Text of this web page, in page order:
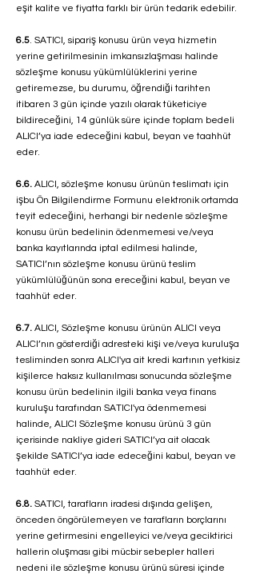
eşit kalite ve fiyatta farklı bir ürün tedarik edebilir.
6.5. SATICI, sipariş konusu ürün veya hizmetin
yerine getirilmesinin imkansızlaşması halinde
sözleşme konusu yükümlülüklerini yerine
getiremezse, bu durumu, öğrendiği tarihten
itibaren 3 gün içinde yazılı olarak tüketiciye
bildireceğini, 14 günlük süre içinde toplam bedeli
ALICI’ya iade edeceğini kabul, beyan ve taahhüt
eder.
6.6. ALICI, sözleşme konusu ürünün teslimatı için
işbu Ön Bilgilendirme Formunu elektronik ortamda
teyit edeceğini, herhangi bir nedenle sözleşme
konusu ürün bedelinin ödenmemesi ve/veya
banka kayıtlarında iptal edilmesi halinde,
SATICI’nın sözleşme konusu ürünü teslim
yükümlülüğünün sona ereceğini kabul, beyan ve
taahhüt eder.
6.7. ALICI, Sözleşme konusu ürünün ALICI veya
ALICI’nın gösterdiği adresteki kişi ve/veya kuruluşa
tesliminden sonra ALICI'ya ait kredi kartının yetkisiz
kişilerce haksız kullanılması sonucunda sözleşme
konusu ürün bedelinin ilgili banka veya finans
kuruluşu tarafından SATICI'ya ödenmemesi
halinde, ALICI Sözleşme konusu ürünü 3 gün
içerisinde nakliye gideri SATICI’ya ait olacak
şekilde SATICI’ya iade edeceğini kabul, beyan ve
taahhüt eder.
6.8. SATICI, tarafların iradesi dışında gelişen,
önceden öngörülemeyen ve tarafların borçlarını
yerine getirmesini engelleyici ve/veya geciktirici
hallerin oluşması gibi mücbir sebepler halleri
nedeni ile sözleşme konusu ürünü süresi içinde